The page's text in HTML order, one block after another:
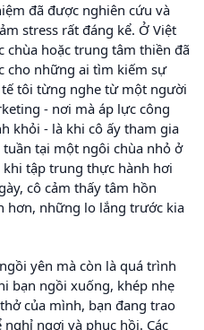
đã được nghiên cứu và
stress rất đáng kể. Ở Việt
chùa hoặc trung tâm thiền đã
cho những ai tìm kiếm sự
tôi từng nghe từ một người
- nơi mà áp lực công
khỏi - là khi cô ấy tham gia
tại một ngôi chùa nhỏ ở
tập trung thực hành hơi
cô cảm thấy tâm hồn
hơn, những lo lắng trước kia
yên mà còn là quá trình
bạn ngồi xuống, khép nhẹ
của mình, bạn đang trao
ngơi và phục hồi. Các